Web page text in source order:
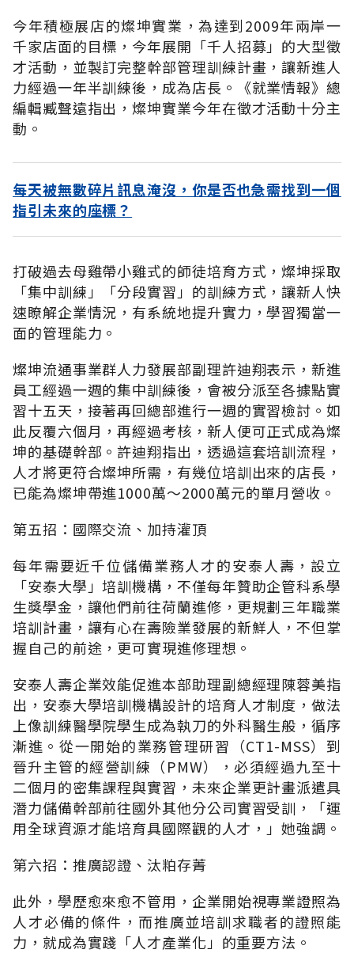
今年積極展店的燦坤實業，為達到2009年兩岸一
千家店面的目標，今年展開「千人招募」的大型徵
才活動，並製訂完整幹部管理訓練計畫，讓新進人
力經過一年半訓練後，成為店長。《就業情報》總
編輯臧聲遠指出，燦坤實業今年在徵才活動十分主
動。
每天被無數碎片訊息淹沒，你是否也急需找到一個
指引未來的座標？
打破過去母雞帶小雞式的師徒培育方式，燦坤採取
「集中訓練」「分段實習」的訓練方式，讓新人快
速瞭解企業情況，有系統地提升實力，學習獨當一
面的管理能力。
燦坤流通事業群人力發展部副理許迪翔表示，新進
員工經過一週的集中訓練後，會被分派至各據點實
習十五天，接著再回總部進行一週的實習檢討。如
此反覆六個月，再經過考核，新人便可正式成為燦
坤的基礎幹部。許迪翔指出，透過這套培訓流程，
人才將更符合燦坤所需，有幾位培訓出來的店長，
已能為燦坤帶進1000萬～2000萬元的單月營收。
第五招：國際交流、加持灌頂
每年需要近千位儲備業務人才的安泰人壽，設立
「安泰大學」培訓機構，不僅每年贊助企管科系學
生獎學金，讓他們前往荷蘭進修，更規劃三年職業
培訓計畫，讓有心在壽險業發展的新鮮人，不但掌
握自己的前途，更可實現進修理想。
安泰人壽企業效能促進本部助理副總經理陳蓉美指
出，安泰大學培訓機構設計的培育人才制度，做法
上像訓練醫學院學生成為執刀的外科醫生般，循序
漸進。從一開始的業務管理研習（CT1-MSS）到
晉升主管的經營訓練（PMW），必須經過九至十
二個月的密集課程與實習，未來企業更計畫派遣具
潛力儲備幹部前往國外其他分公司實習受訓，「運
用全球資源才能培育具國際觀的人才，」她強調。
第六招：推廣認證、汰粕存菁
此外，學歷愈來愈不管用，企業開始視專業證照為
人才必備的條件，而推廣並培訓求職者的證照能
力，就成為實踐「人才產業化」的重要方法。